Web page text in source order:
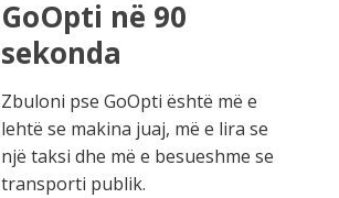
GoOpti në 90
sekonda
Zbuloni pse GoOpti është më e
lehtë se makina juaj, më e lira se
një taksi dhe më e besueshme se
transporti publik.